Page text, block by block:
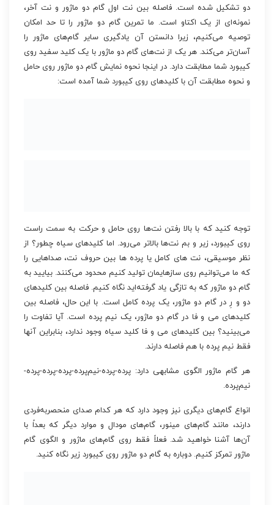
دو تشکیل شده است. فاصله بین نت اول گام دو ماژور و نت آخر،
نمونه‌ای از یک اکتاو است. ما تمرین گام دو ماژور را تا حد امکان
توصیه می‌کنیم، زیرا دانستن آن یادگیری سایر گام‌های ماژور را
آسان‌تر می‌کند. هر یک از نت‌های گام دو ماژور با یک کلید سفید روی
کیبورد شما مطابقت دارد. در اینجا نحوه نمایش گام دو ماژور روی حامل
و نحوه مطابقت آن با کلیدهای روی کیبورد شما آمده است:
توجه کنید که با بالا رفتن نت‌ها روی حامل و حرکت به سمت راست
روی کیبورد، زیر و بم نت‌ها بالاتر می‌رود. اما کلیدهای سیاه چطور؟ از
نظر موسیقی، نت های کامل یا پرده ها بین حروف نت، صداهایی را
که ما می‌توانیم روی سازهایمان تولید کنیم محدود می‌کنند. بیایید به
گام دو ماژور که به تازگی یاد گرفته‌اید نگاه کنیم. فاصله بین کلیدهای
دو و رِ در گام دو ماژور، یک پرده کامل است. با این حال، فاصله بین
کلیدهای می و فا در گام دو ماژور، یک نیم پرده است. آیا تفاوت را
می‌بینید؟ بین کلیدهای می و فا کلید سیاه وجود ندارد، بنابراین آنها
فقط نیم پرده با هم فاصله دارند.
هر گام ماژور الگوی مشابهی دارد: پرده-پرده-نیم‌پرده-پرده-پرده-پرده-
نیم‌پرده.
انواع گام‌های دیگری نیز وجود دارد که هر کدام صدای منحصربه‌فردی
دارند، مانند گام‌های مینور، گام‌های مودال و موارد دیگر که بعداً با
آن‌ها آشنا خواهید شد. فعلاً فقط روی گام‌های ماژور و الگوی گام
ماژور تمرکز کنیم. دوباره به گام دو ماژور روی کیبورد زیر نگاه کنید.